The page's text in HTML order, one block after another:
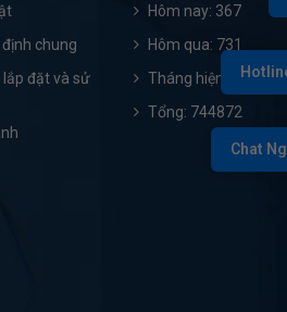
chung
đặt và sử
Hôm nay: 367
Hôm qua: 731
Tháng hiện tại: 5873
Tổng: 744872